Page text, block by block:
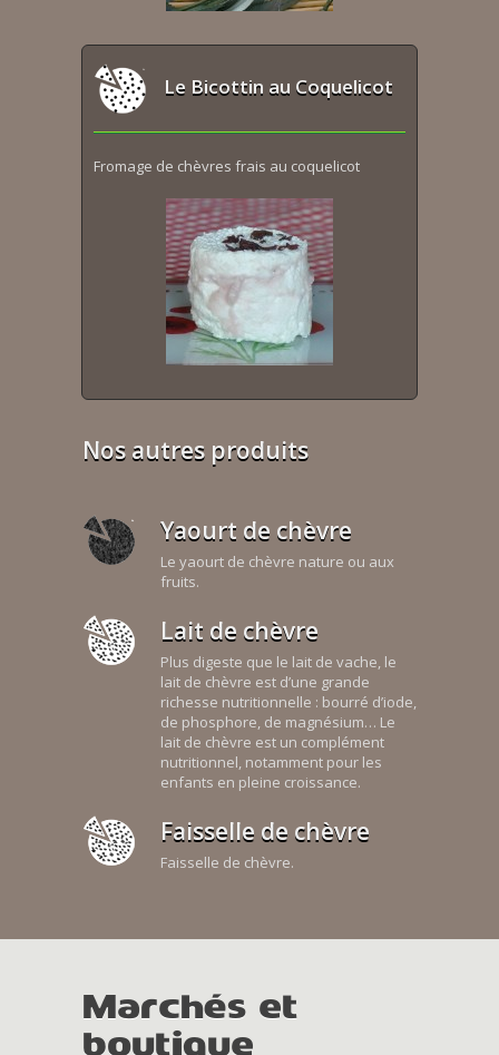
Le Bicottin au Coquelicot
Fromage de chèvres frais au coquelicot
Nos autres produits
Yaourt de chèvre
Le yaourt de chèvre nature ou aux
fruits.
Lait de chèvre
Plus digeste que le lait de vache, le
lait de chèvre est d’une grande
richesse nutritionnelle : bourré d’iode,
de phosphore, de magnésium… Le
lait de chèvre est un complément
nutritionnel, notamment pour les
enfants en pleine croissance.
Faisselle de chèvre
Faisselle de chèvre.
Marchés et
boutique